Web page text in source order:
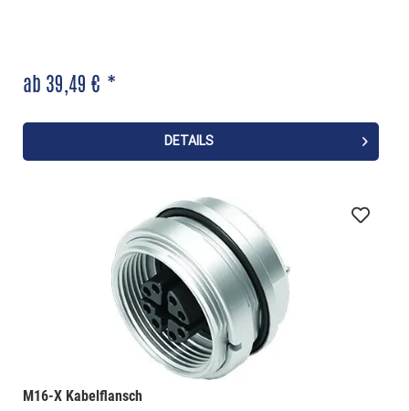
ab 39,49 € *
DETAILS
M16-X Kabelflansch